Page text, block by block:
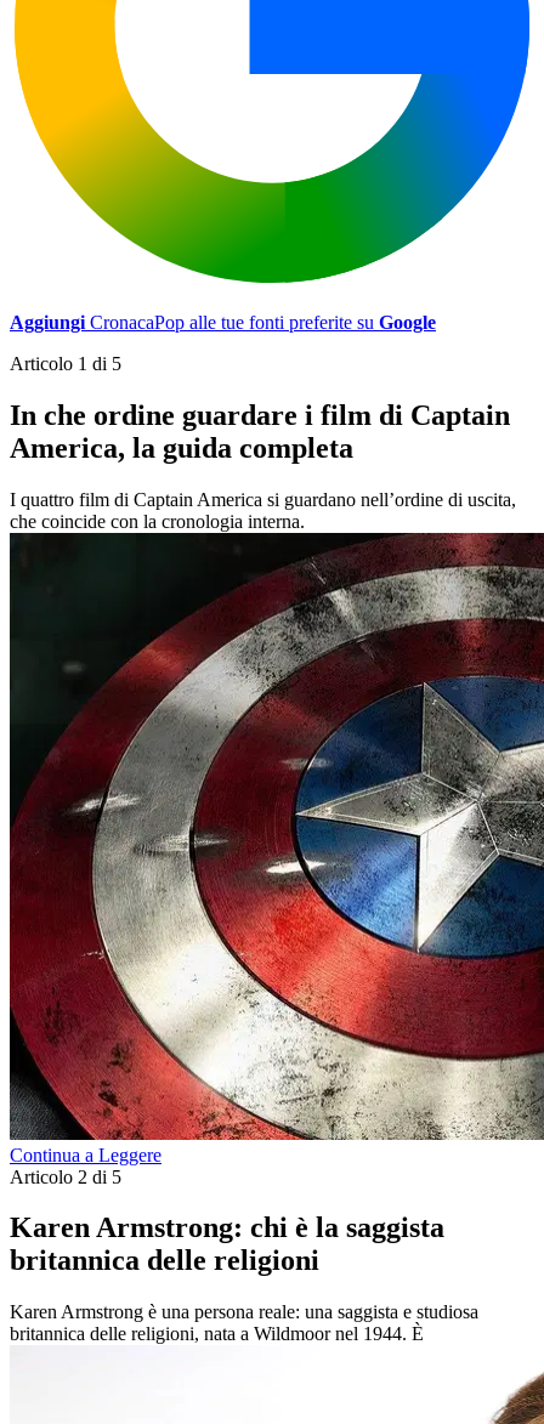
Aggiungi CronacaPop alle tue fonti preferite su Google
Articolo 1 di 5
In che ordine guardare i film di Captain
America, la guida completa
I quattro film di Captain America si guardano nell’ordine di uscita,
che coincide con la cronologia interna.
Continua a Leggere
Articolo 2 di 5
Karen Armstrong: chi è la saggista
britannica delle religioni
Karen Armstrong è una persona reale: una saggista e studiosa
britannica delle religioni, nata a Wildmoor nel 1944. È